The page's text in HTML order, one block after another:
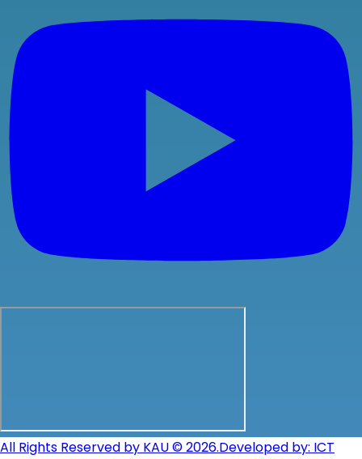
All Rights Reserved by KAU © 2026.Developed by: ICT